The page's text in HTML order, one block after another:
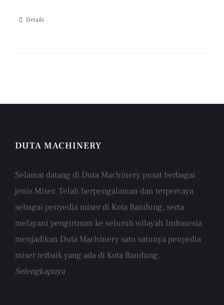
Details
DUTA MACHINERY
Selamat datang di Duta Machinery pusat berbagai
jenis Mixer. Telah berpengalaman dan terpercaya
sebagai penyedia mixer di Kota Bandung, serta
melayani pengiriman ke seluruh wilayah Indonesia
menjadikan Duta Machinery satu satunya penyedia
mixer terbaik yang ada di Kota Bandung.
Selengkapnya